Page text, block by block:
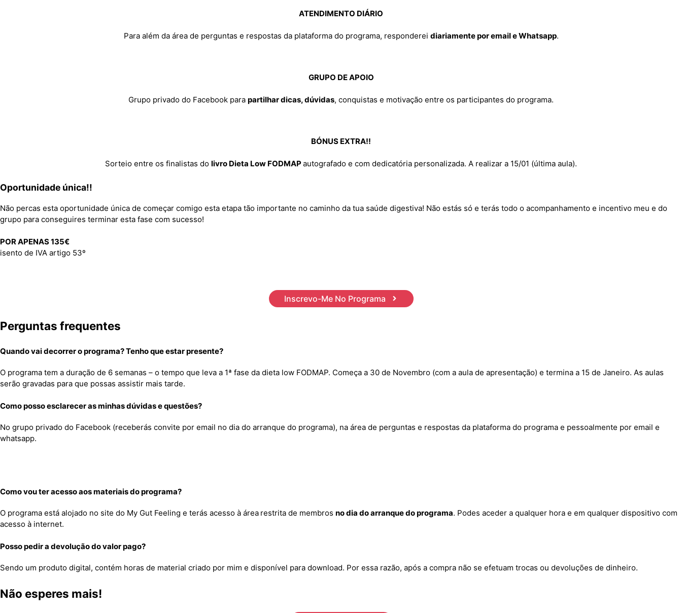
ATENDIMENTO DIÁRIO
Para além da área de perguntas e respostas da plataforma do programa, responderei diariamente por email e Whatsapp.
GRUPO DE APOIO
Grupo privado do Facebook para partilhar dicas, dúvidas, conquistas e motivação entre os participantes do programa.
BÓNUS EXTRA!!
Sorteio entre os finalistas do livro Dieta Low FODMAPautografado e com dedicatória personalizada. A realizar a 15/01 (última aula).
Oportunidade única!!
Não percas esta oportunidade única de começar comigo esta etapa tão importante no caminho da tua saúde digestiva! Não estás só e terás todo o acompanhamento e incentivo meu e do
grupo para conseguires terminar esta fase com sucesso!
POR APENAS 135€
isento de IVA artigo 53º
Inscrevo-Me No Programa
Perguntas frequentes
Quando vai decorrer o programa? Tenho que estar presente?
O programa tem a duração de 6 semanas – o tempo que leva a 1ª fase da dieta low FODMAP. Começa a 30 de Novembro (com a aula de apresentação) e termina a 15 de Janeiro. As aulas
serão gravadas para que possas assistir mais tarde.
Como posso esclarecer as minhas dúvidas e questões?
No grupo privado do Facebook (receberás convite por email no dia do arranque do programa), na área de perguntas e respostas da plataforma do programa e pessoalmente por email e
whatsapp.
Como vou ter acesso aos materiais do programa?
O programa está alojado no site do My Gut Feeling e terás acesso à área restrita de membros no dia do arranque do programa. Podes aceder a qualquer hora e em qualquer dispositivo com
acesso à internet.
Posso pedir a devolução do valor pago?
Sendo um produto digital, contém horas de material criado por mim e disponível para download. Por essa razão, após a compra não se efetuam trocas ou devoluções de dinheiro.
Não esperes mais!